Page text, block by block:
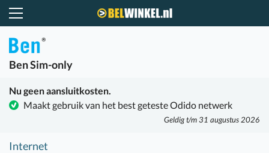
BenSim-only
Nu geen aansluitkosten.
Maakt gebruik van het best geteste Odido netwerk
Geldig t/m 31 augustus 2026
Internet